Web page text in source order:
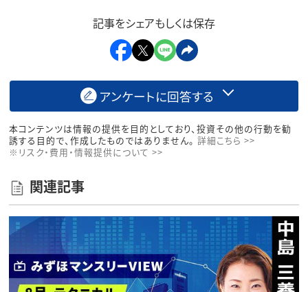
記事をシェアもしくは保存
アンケートに回答する
本コンテンツは情報の提供を目的としており、投資その他の行動を勧
誘する目的で、作成したものではありません。 詳細こちら >>
※リスク・費用・情報提供について >>
関連記事